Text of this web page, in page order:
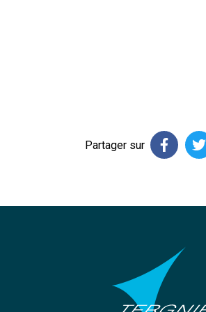
Partager sur